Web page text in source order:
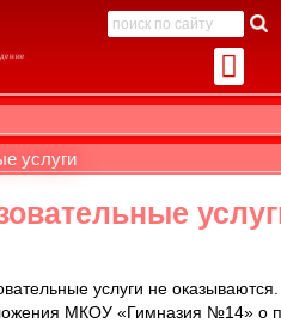
услуги
услуги не
МКОУ «Гимназия №14» о